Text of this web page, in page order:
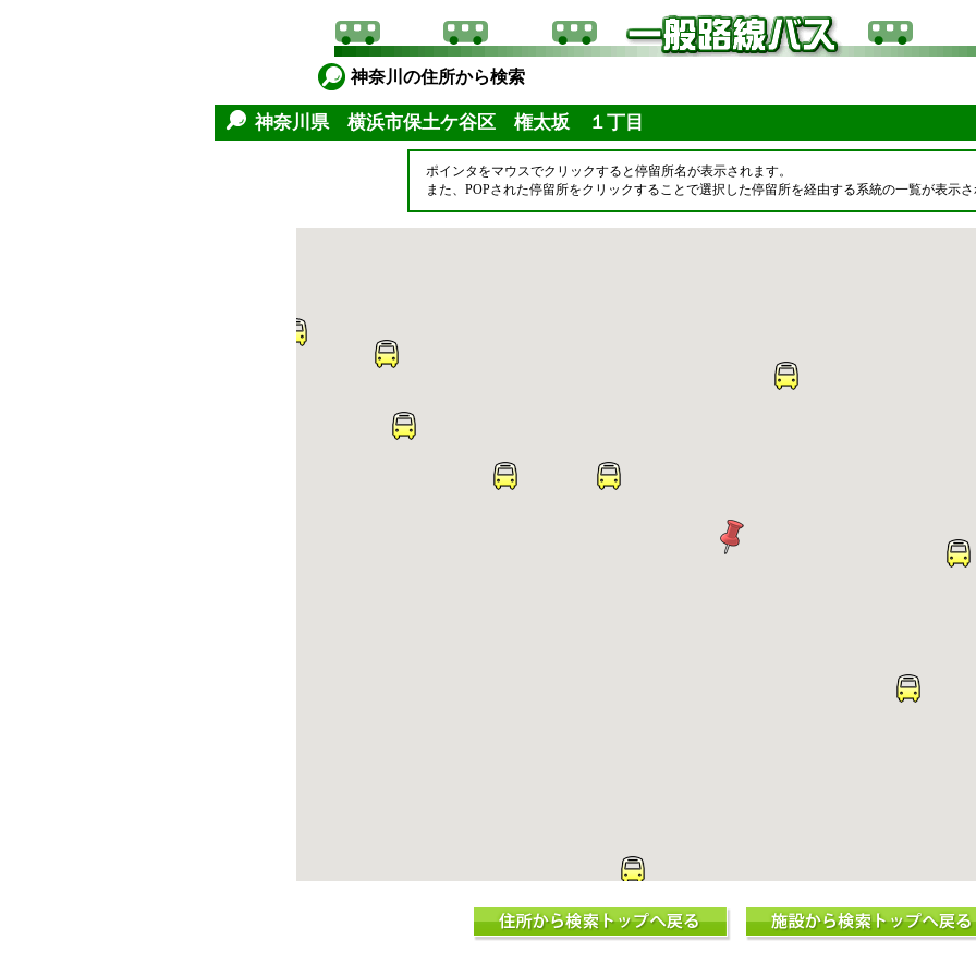
神奈川の住所から検索
神奈川県 横浜市保土ケ谷区 権太坂 １丁目
ポインタをマウスでクリックすると停留所名が表示されます。
また、POPされた停留所をクリックすることで選択した停留所を経由する系統の一覧が表示